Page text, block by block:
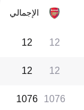
الإجمالي
12
12
12
12
1076
1076